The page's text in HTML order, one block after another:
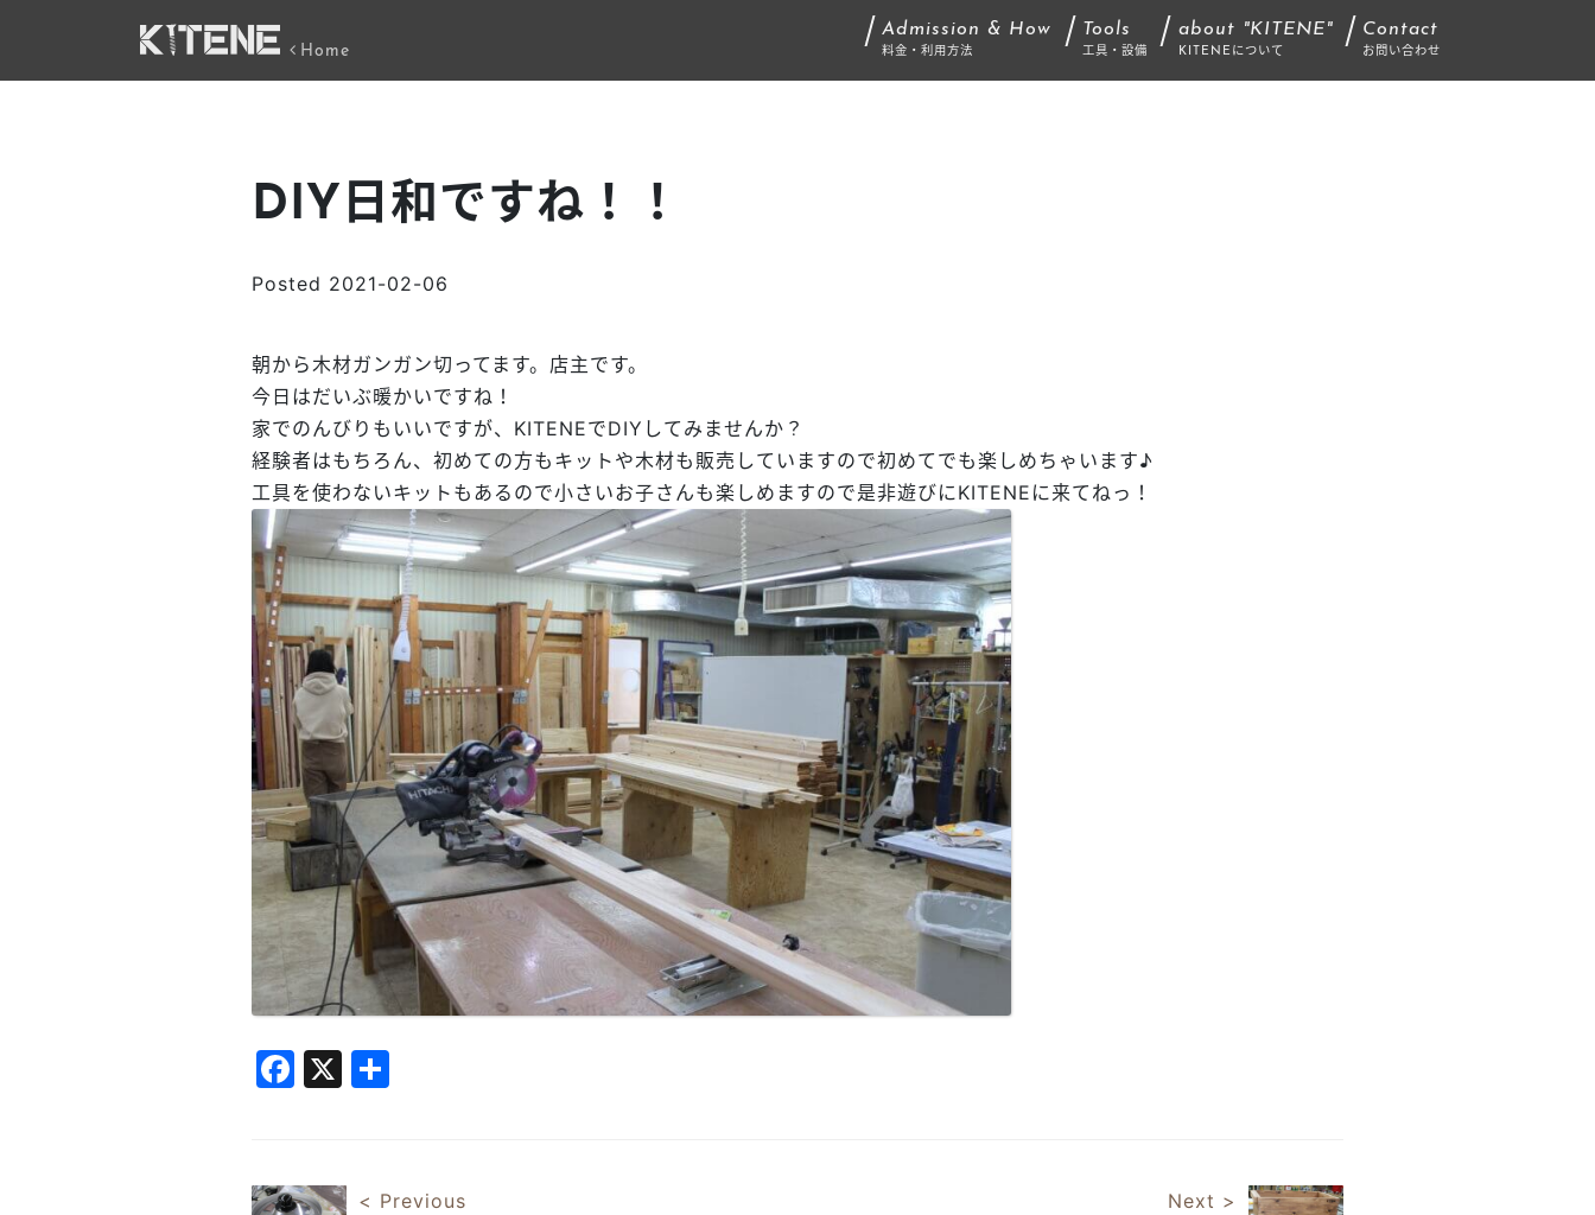
Home 料金・利用方法
Admission & How
工具・設備
Tools
KITENEについて
about "KITENE"
お問い合わせ
Contact
DIY日和ですね！！
Posted 2021-02-06
朝から木材ガンガン切ってます。店主です。
今日はだいぶ暖かいですね！
家でのんびりもいいですが、KITENEでDIYしてみませんか？
経験者はもちろん、初めての方もキットや木材も販売していますので初めてでも楽しめちゃいます♪
工具を使わないキットもあるので小さいお子さんも楽しめますので是非遊びにKITENEに来てねっ！
Facebook
X
< Previous Next >